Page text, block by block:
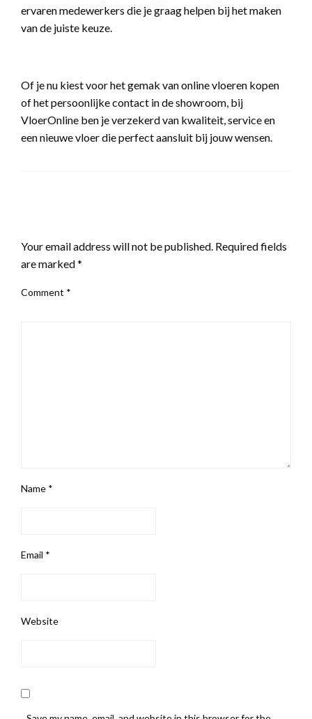
ervaren medewerkers die je graag helpen bij het maken
van de juiste keuze.
Of je nu kiest voor het gemak van online vloeren kopen
of het persoonlijke contact in de showroom, bij
VloerOnline ben je verzekerd van kwaliteit, service en
een nieuwe vloer die perfect aansluit bij jouw wensen.
Your email address will not be published. Required fields
are marked*
Comment *
Name *
Email *
Website